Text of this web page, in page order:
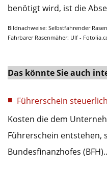
benötigt wird, ist die
Bildnachweise: Selbstfahrender
Fahrbarer Rasenmäher: Ulf -
Das könnte Sie auch
Führerschein
Kosten die dem
Führerschein entstehen,
Bundesfinanzhofes